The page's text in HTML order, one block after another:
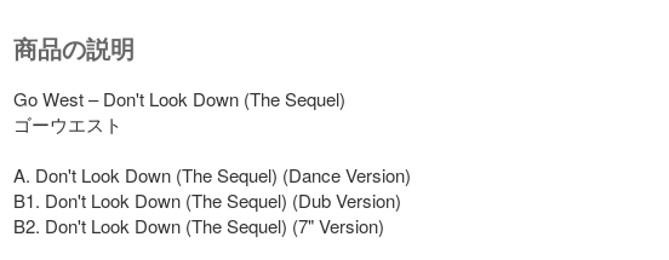
商品の説明
Go West – Don't Look Down (The Sequel)
ゴーウエスト
A. Don't Look Down (The Sequel) (Dance Version)
B1. Don't Look Down (The Sequel) (Dub Version)
B2. Don't Look Down (The Sequel) (7" Version)